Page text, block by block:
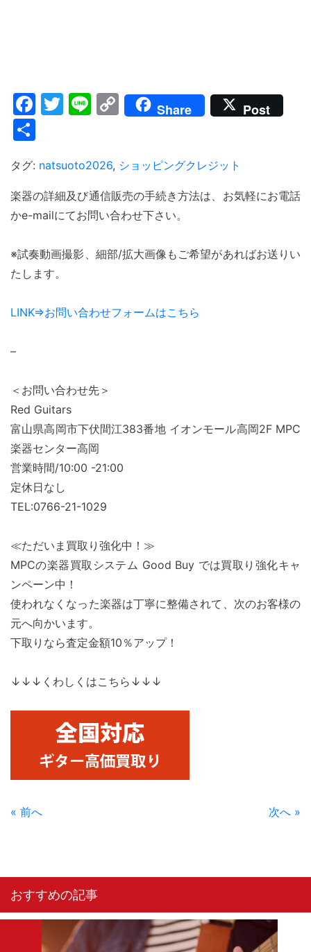
Facebook
Twitter
LineCopy
Link
Share Post
タグ: natsuoto2026, ショッピングクレジット
楽器の詳細及び通信販売の手続き方法は、お気軽にお電話
かe-mailにてお問い合わせ下さい。
※試奏動画撮影、細部/拡大画像もご希望があればお送りい
たします。
LINK⇒お問い合わせフォームはこちら
–
＜お問い合わせ先＞
Red Guitars
富山県高岡市下伏間江383番地 イオンモール高岡2F MPC
楽器センター高岡
営業時間/10:00 -21:00
定休日なし
TEL:0766-21-1029
≪ただいま買取り強化中！≫
MPCの楽器買取システム Good Buy では買取り強化キャ
ンペーン中！
使われなくなった楽器は丁寧に整備されて、次のお客様の
元へ向かいます。
下取りなら査定金額10％アップ！
↓↓↓くわしくはこちら↓↓↓
« 前へ 次へ »
おすすめの記事